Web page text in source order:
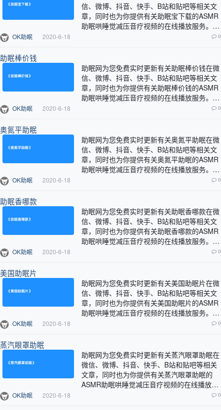
信、微博、抖音、快手、B站和贴吧等相关文
章，同时也为你提供有关助眠宝下载的ASMR
助眠哄睡觉减压音疗视频的在线播放服务。…
OK助眠 2020-6-18 0
助眠棒价钱
助眠网为您免费实时更新有关助眠棒价钱在微
信、微博、抖音、快手、B站和贴吧等相关文
章，同时也为你提供有关助眠棒价钱的ASMR
助眠哄睡觉减压音疗视频的在线播放服务。…
OK助眠 2020-6-18 0
奥氮平助眠
助眠网为您免费实时更新有关奥氮平助眠在微
信、微博、抖音、快手、B站和贴吧等相关文
章，同时也为你提供有关奥氮平助眠的ASMR
助眠哄睡觉减压音疗视频的在线播放服务。…
OK助眠 2020-6-18 0
助眠香哪款
助眠网为您免费实时更新有关助眠香哪款在微
信、微博、抖音、快手、B站和贴吧等相关文
章，同时也为你提供有关助眠香哪款的ASMR
助眠哄睡觉减压音疗视频的在线播放服务。…
OK助眠 2020-6-18 0
美国助眠片
助眠网为您免费实时更新有关美国助眠片在微
信、微博、抖音、快手、B站和贴吧等相关文
章，同时也为你提供有关美国助眠片的ASMR
助眠哄睡觉减压音疗视频的在线播放服务。…
OK助眠 2020-6-18 0
蒸汽眼罩助眠
助眠网为您免费实时更新有关蒸汽眼罩助眠在
微信、微博、抖音、快手、B站和贴吧等相关
文章，同时也为你提供有关蒸汽眼罩助眠的
ASMR助眠哄睡觉减压音疗视频的在线播放服
OK助眠 2020-6-18 0